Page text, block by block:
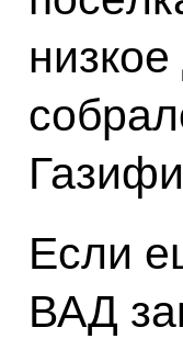
Если
ВАД